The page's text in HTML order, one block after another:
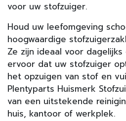
voor uw stofzuiger.
Houd uw leefomgeving
hoogwaardige
Ze zijn ideaal voor
ervoor dat uw stofzuiger
het opzuigen van stof en
Plentyparts Huismerk
van een uitstekende
huis, kantoor of werkplek.